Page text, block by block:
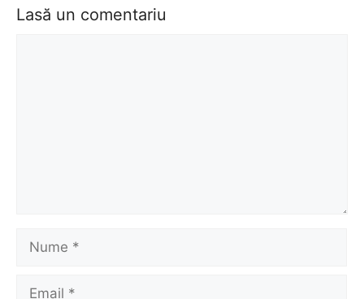
Lasă un comentariu
Nume
Email